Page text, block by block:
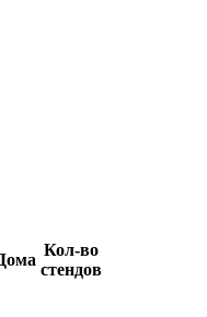
Кол-во
стендов